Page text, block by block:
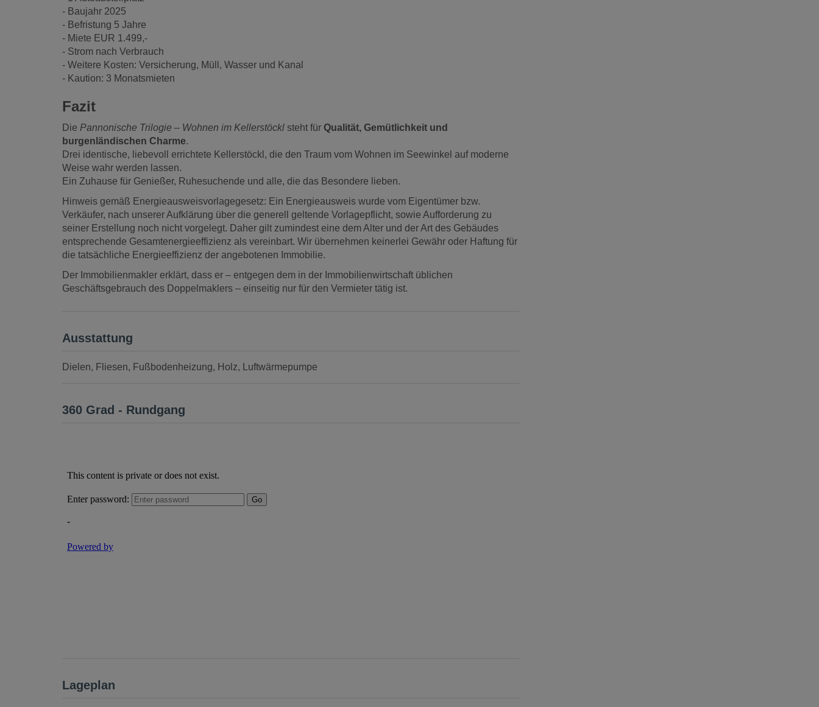
- Baujahr 2025
- Befristung 5 Jahre
- Miete EUR 1.499,-
- Strom nach Verbrauch
- Weitere Kosten: Versicherung, Müll, Wasser und Kanal
- Kaution: 3 Monatsmieten
Fazit
Die Pannonische Trilogie – Wohnen im Kellerstöckl steht für Qualität, Gemütlichkeit und
burgenländischen Charme.
Drei identische, liebevoll errichtete Kellerstöckl, die den Traum vom Wohnen im Seewinkel auf moderne
Weise wahr werden lassen.
Ein Zuhause für Genießer, Ruhesuchende und alle, die das Besondere lieben.
Hinweis gemäß Energieausweisvorlagegesetz: Ein Energieausweis wurde vom Eigentümer bzw.
Verkäufer, nach unserer Aufklärung über die generell geltende Vorlagepflicht, sowie Aufforderung zu
seiner Erstellung noch nicht vorgelegt. Daher gilt zumindest eine dem Alter und der Art des Gebäudes
entsprechende Gesamtenergieeffizienz als vereinbart. Wir übernehmen keinerlei Gewähr oder Haftung für
die tatsächliche Energieeffizienz der angebotenen Immobilie.
Der Immobilienmakler erklärt, dass er – entgegen dem in der Immobilienwirtschaft üblichen
Geschäftsgebrauch des Doppelmaklers – einseitig nur für den Vermieter tätig ist.
Ausstattung
Dielen Fliesen Fußbodenheizung Holz Luftwärmepumpe
360 Grad - Rundgang
Lageplan